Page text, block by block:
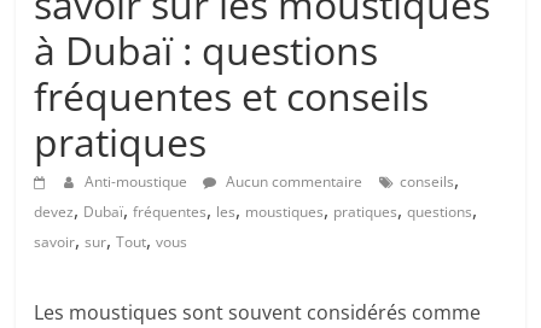
à Dubaï : questions
fréquentes et conseils
pratiques
Anti-moustique Aucun commentaire conseils,
devez, Dubaï,fréquentes, les, moustiques, pratiques,questions,
savoir,sur,Tout,vous
Les moustiques sont souvent considérés comme